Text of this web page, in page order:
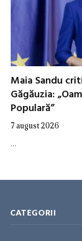
Maia Sandu
Găgăuzia:
Populară”
7 august 2026
…
CATEGORII